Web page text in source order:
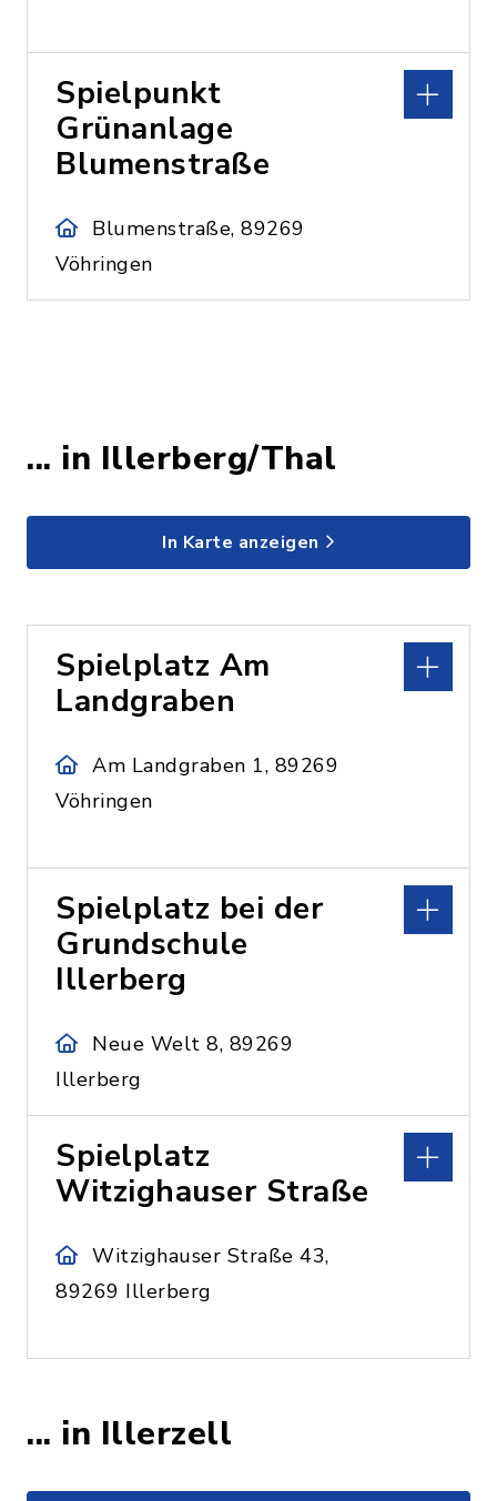
Spielpunkt
Grünanlage
Blumenstraße
Blumenstraße, 89269
Vöhringen
... in Illerberg/Thal
In Karte anzeigen
Spielplatz Am
Landgraben
Am Landgraben 1, 89269
Vöhringen
Spielplatz bei der
Grundschule
Illerberg
Neue Welt 8, 89269
Illerberg
Spielplatz
Witzighauser Straße
Witzighauser Straße 43,
89269 Illerberg
... in Illerzell